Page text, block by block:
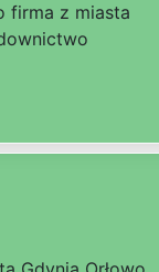
firma z miasta